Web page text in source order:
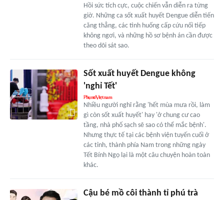
Hồi sức tích cực, cuộc chiến vẫn diễn ra từng
giờ. Những ca sốt xuất huyết Dengue diễn tiến
căng thẳng, các tình huống cấp cứu nối tiếp
không ngơi, và những hồ sơ bệnh án cần được
theo dõi sát sao.
Sốt xuất huyết Dengue không
'nghỉ Tết'
Nhiều người nghĩ rằng 'hết mùa mưa rồi, làm
gì còn sốt xuất huyết' hay 'ở chung cư cao
tầng, nhà phố sạch sẽ sao có thể mắc bệnh'.
Nhưng thực tế tại các bệnh viện tuyến cuối ở
các tỉnh, thành phía Nam trong những ngày
Tết Bính Ngọ lại là một câu chuyện hoàn toàn
khác.
Cậu bé mồ côi thành tỉ phú trà